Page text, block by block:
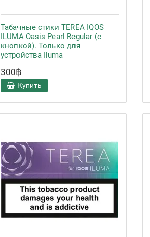
Табачные стики TEREA IQOS
ILUMA Oasis Pearl Regular (с
кнопкой). Только для
устройства Iluma
300฿
Купить